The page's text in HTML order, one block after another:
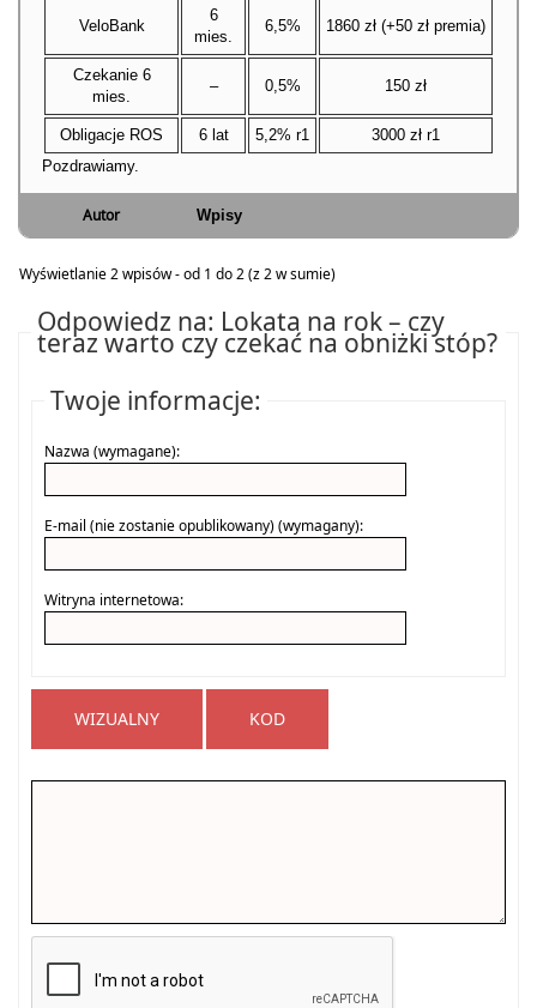
VeloBank
6
mies.
6,5% 1860 zł (+50 zł premia)
Czekanie 6
mies.
– 0,5% 150 zł
Obligacje ROS 6 lat 5,2% r1
3000 zł r1
Pozdrawiamy.
Autor Wpisy
Wyświetlanie 2 wpisów - od 1 do 2 (z 2 w sumie)
Odpowiedz na: Lokata na rok – czy
teraz warto czy czekać na obniżki stóp?
Twoje informacje:
Nazwa (wymagane):
E-mail (nie zostanie opublikowany) (wymagany):
Witryna internetowa:
WIZUALNY KOD